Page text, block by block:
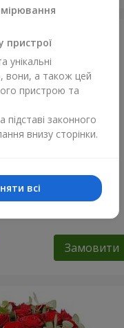
Замовити
пристрої
вони, а також цей
пристрою та
законного
внизу сторінки.
всі